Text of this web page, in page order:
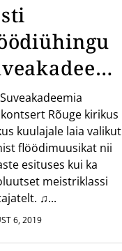
Kirikus
Rõuge kirikus
kuulajale laia valikut
flöödimuusikat nii
esituses kui ka
meistriklassi
♫...
6, 2019